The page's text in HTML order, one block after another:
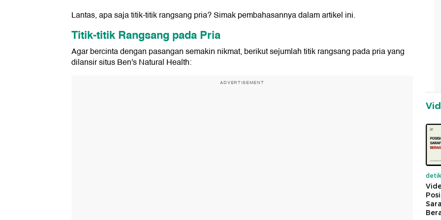
Lantas, apa saja titik-titik rangsang pria? Simak pembahasannya dalam artikel ini.
Titik-titik Rangsang pada Pria
Agar bercinta dengan pasangan semakin nikmat, berikut sejumlah titik rangsang pada pria yang
dilansir situs Ben's Natural Health:
ADVERTISEMENT